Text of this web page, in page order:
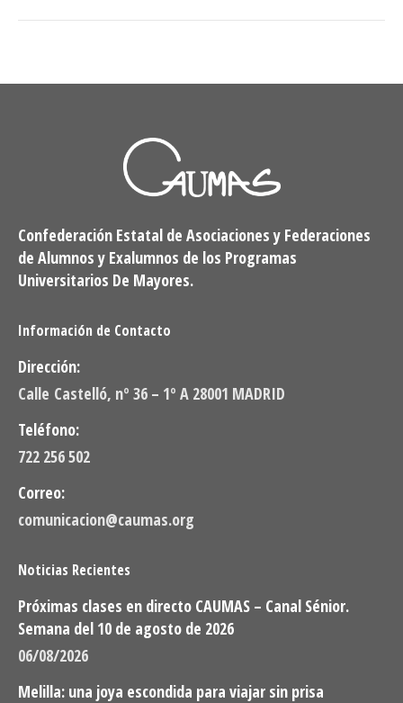
Confederación Estatal de Asociaciones y Federaciones
de Alumnos y Exalumnos de los Programas
Universitarios De Mayores.
Información de Contacto
Dirección:
Calle Castelló, nº 36 – 1º A 28001 MADRID
Teléfono:
722 256 502
Correo:
comunicacion@caumas.org
Noticias Recientes
Próximas clases en directo CAUMAS – Canal Sénior.
Semana del 10 de agosto de 2026
06/08/2026
Melilla: una joya escondida para viajar sin prisa